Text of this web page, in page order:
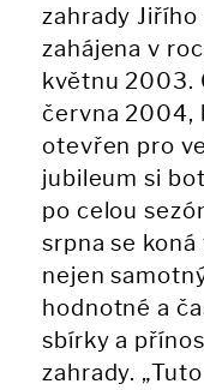
zahrady Jiřího
zahájena v
květnu 2003.
června 2004,
otevřen pro
jubileum si
po celou
srpna se
nejen
hodnotné a
sbírky a
zahrady.